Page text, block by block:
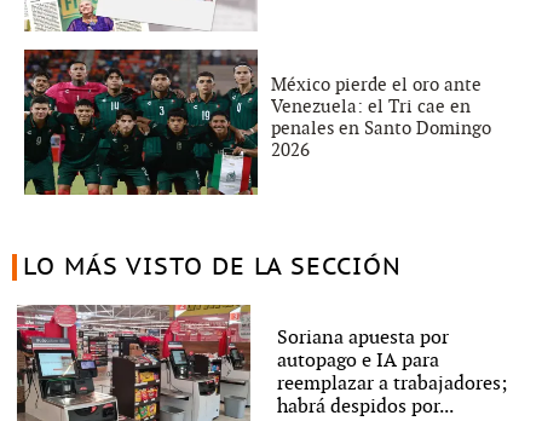
México pierde el oro ante
Venezuela: el Tri cae en
penales en Santo Domingo
2026
LO MÁS VISTO DE LA SECCIÓN
Soriana apuesta por
autopago e IA para
reemplazar a trabajadores;
habrá despidos por...